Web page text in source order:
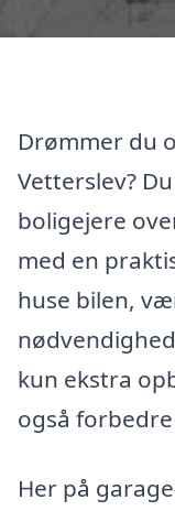
Drømmer du
Vetterslev?
boligejere
med en
huse bilen,
kun ekstra
også
Her på